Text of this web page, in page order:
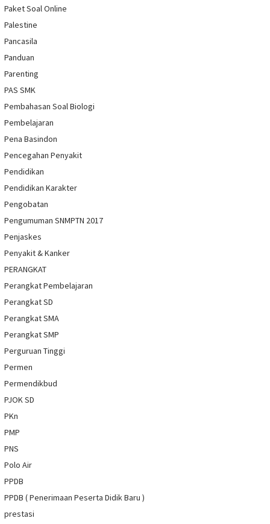
Paket Soal Online
Palestine
Pancasila
Panduan
Parenting
PAS SMK
Pembahasan Soal Biologi
Pembelajaran
Pena Basindon
Pencegahan Penyakit
Pendidikan
Pendidikan Karakter
Pengobatan
Pengumuman SNMPTN 2017
Penjaskes
Penyakit & Kanker
PERANGKAT
Perangkat Pembelajaran
Perangkat SD
Perangkat SMA
Perangkat SMP
Perguruan Tinggi
Permen
Permendikbud
PJOK SD
PKn
PMP
PNS
Polo Air
PPDB
PPDB ( Penerimaan Peserta Didik Baru )
prestasi